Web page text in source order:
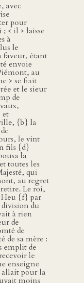
avec
pour
< il > laisse
à
le
faveur, étant
envoie
au
> se fiait
et le sieur
de
et
{b} la
le vint
fils {d}
la
toutes les
qui
au regret
Le roi,
Heu {f} par
division du
à rien
de
de
de sa mère :
emplit de
le
enseigne
allait pour la
moins